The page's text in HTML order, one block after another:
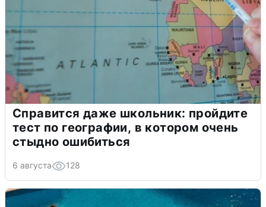
Справится даже школьник: пройдите
тест по географии, в котором очень
стыдно ошибиться
6 августа 128